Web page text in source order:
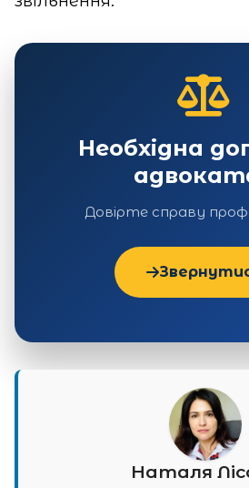
Необхідна
Довірте справу
Наталя